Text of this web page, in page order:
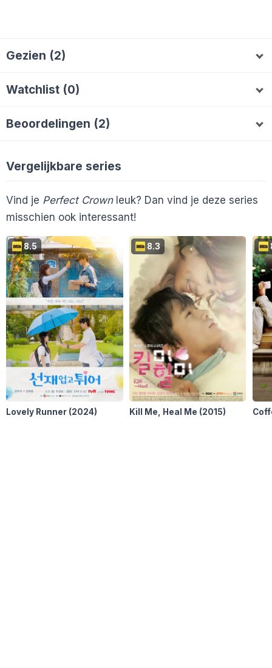
Gezien (2)
Watchlist (0)
Beoordelingen (2)
Vergelijkbare series
Vind je Perfect Crownleuk? Dan vind je deze series
misschien ook interessant!
8.5
Lovely Runner (2024)
8.3
Kill Me, Heal Me (2015)